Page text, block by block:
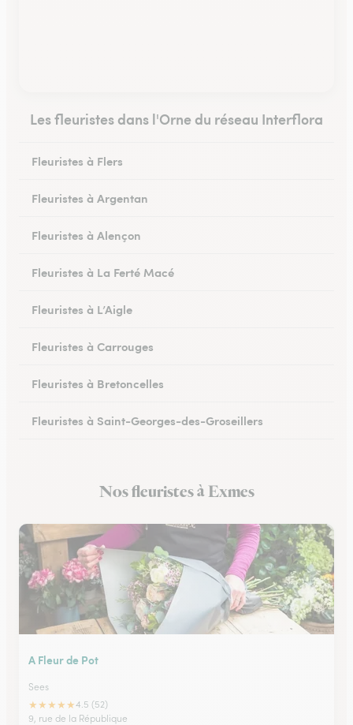
Les fleuristes dans l'Orne du réseau Interflora
Fleuristes à Flers
Fleuristes à Argentan
Fleuristes à Alençon
Fleuristes à La Ferté Macé
Fleuristes à L’Aigle
Fleuristes à Carrouges
Fleuristes à Bretoncelles
Fleuristes à Saint-Georges-des-Groseillers
Fleuristes au Mêle-sur-Sarthe
Nos fleuristes à Exmes
A Fleur de Pot
Sees
★★★★★4.5 (52)
9, rue de la République